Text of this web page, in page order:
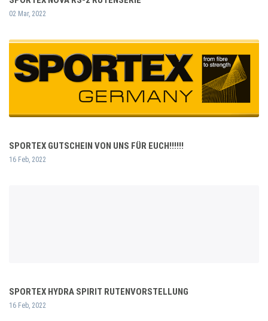
02 Mar, 2022
SPORTEX GUTSCHEIN VON UNS FÜR EUCH!!!!!!
16 Feb, 2022
SPORTEX HYDRA SPIRIT RUTENVORSTELLUNG
16 Feb, 2022